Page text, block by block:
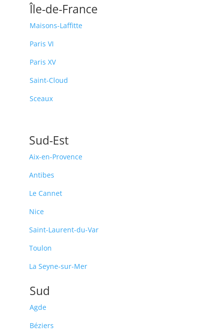
Île-de-France
Maisons-Laffitte
Paris VI
Paris XV
Saint-Cloud
Sceaux
Sud-Est
Aix-en-Provence
Antibes
Le Cannet
Nice
Saint-Laurent-du-Var
Toulon
La Seyne-sur-Mer
Sud
Agde
Béziers